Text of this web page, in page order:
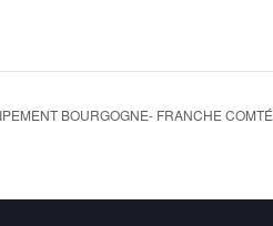
BOURGOGNE- FRANCHE COMTÉ